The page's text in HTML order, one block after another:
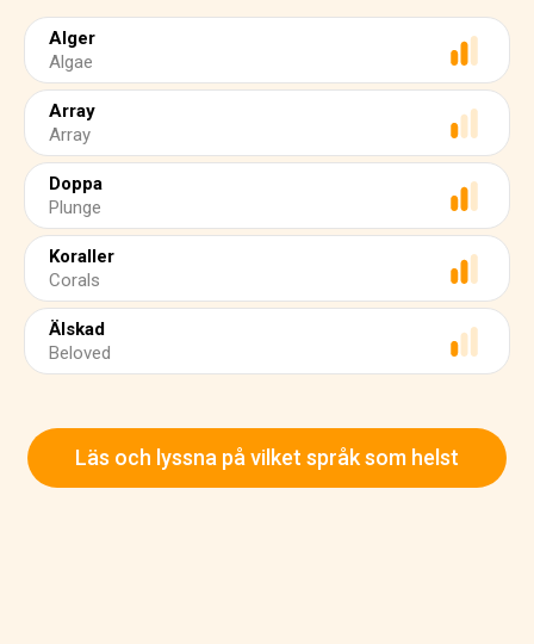
Alger
Algae
Array
Array
Doppa
Plunge
Koraller
Corals
Älskad
Beloved
Läs och lyssna på vilket språk som helst